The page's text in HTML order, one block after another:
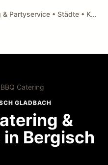
Catering & Partyservice • Städte • Küchenarten • Anfragen
Catering
GLADBACH
&
Bergisch